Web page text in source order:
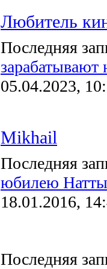
Любитель
Последняя
зарабатывают
05.04.2023,
Mikhail
Последняя
юбилею
18.01.2016,
Последняя